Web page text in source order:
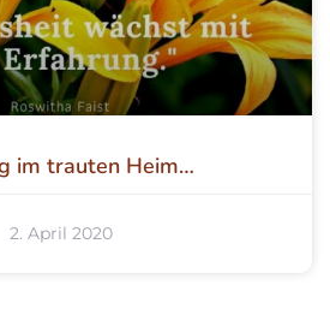
im trauten Heim…
2. April 2020